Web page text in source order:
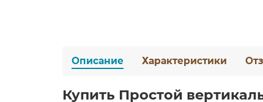
Описание Характеристики
Купить Простой